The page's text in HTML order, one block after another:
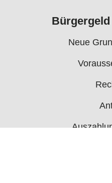
Neue